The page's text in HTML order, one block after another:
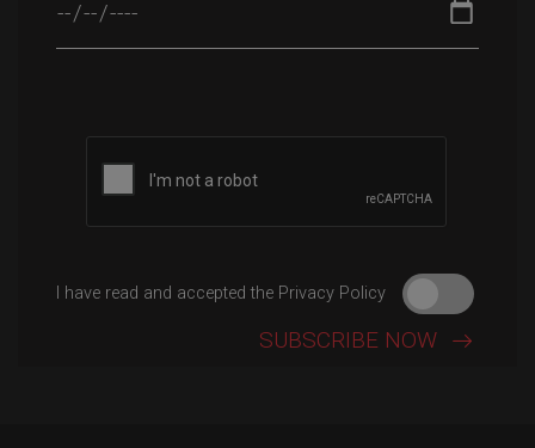
I have read and accepted the Privacy Policy